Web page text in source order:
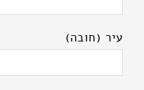
עיר (חובה)